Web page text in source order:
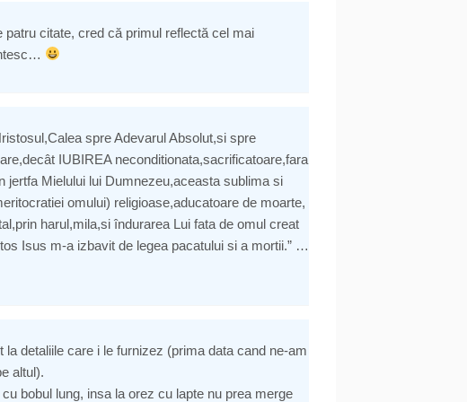
citate, cred că primul reflectă cel mai
spre Adevarul Absolut,si spre
IUBIREA neconditionata,sacrificatoare,fara
jertfa Mielului lui Dumnezeu,aceasta sublima si
omului) religioase,aducatoare de moarte,
harul,mila,si îndurarea Lui fata de omul creat
Isus m-a izbavit de legea pacatului si a mortii.” …
detaliile care i le furnizez (prima data cand ne-am
altul).
bobul lung, insa la orez cu lapte nu prea merge